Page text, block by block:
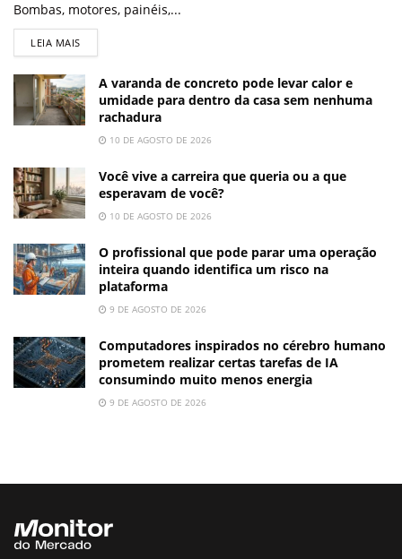
Bombas, motores, painéis,...
LEIA MAIS
A varanda de concreto pode levar calor e
umidade para dentro da casa sem nenhuma
rachadura
10 DE AGOSTO DE 2026
Você vive a carreira que queria ou a que
esperavam de você?
10 DE AGOSTO DE 2026
O profissional que pode parar uma operação
inteira quando identifica um risco na
plataforma
9 DE AGOSTO DE 2026
Computadores inspirados no cérebro humano
prometem realizar certas tarefas de IA
consumindo muito menos energia
9 DE AGOSTO DE 2026